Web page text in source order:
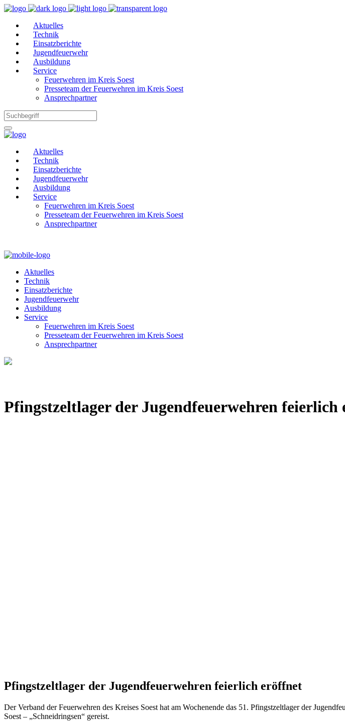
Aktuelles
Technik
Einsatzberichte
Jugendfeuerwehr
Ausbildung
Service
Feuerwehren im Kreis Soest
Presseteam der Feuerwehren im Kreis Soest
Ansprechpartner
Aktuelles
Technik
Einsatzberichte
Jugendfeuerwehr
Ausbildung
Service
Feuerwehren im Kreis Soest
Presseteam der Feuerwehren im Kreis Soest
Ansprechpartner
Aktuelles
Technik
Einsatzberichte
Jugendfeuerwehr
Ausbildung
Service
Feuerwehren im Kreis Soest
Presseteam der Feuerwehren im Kreis Soest
Ansprechpartner
Pfingstzeltlager der Jugendfeuerwehren feierlich
Pfingstzeltlager der Jugendfeuerwehren feierlich eröffnet
Der Verband der Feuerwehren des Kreises Soest hat am Wochenende das 51. Pfingstzeltlager der
Soest – „Schneidringsen“ gereist.